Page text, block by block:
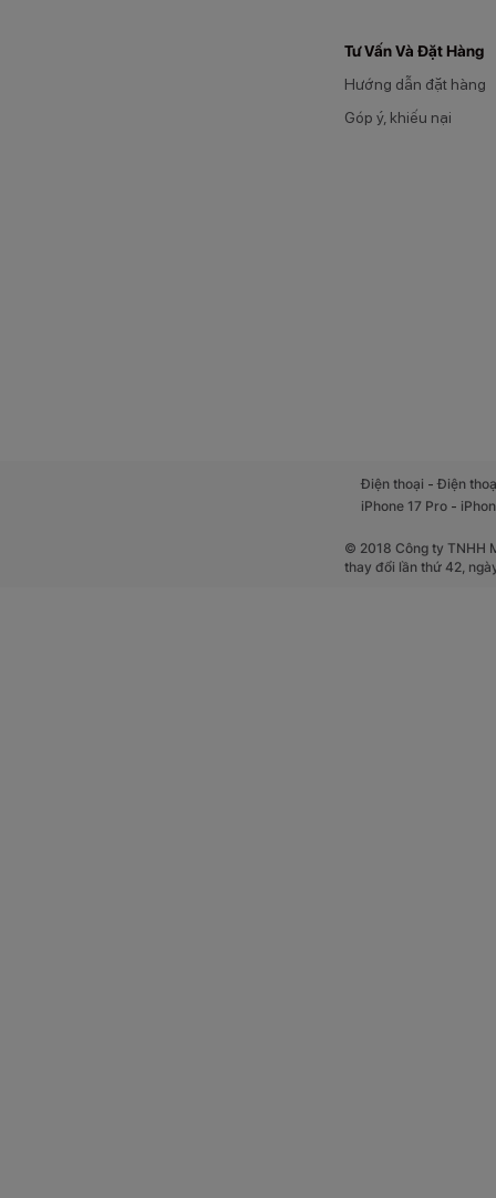
Tư Vấn Và Đặt Hàng
Hướng dẫn đặt hàng
Góp ý, khiếu nại
Điện thoại -Điện
iPhone 17 Pro -
© 2018 Công ty TNHH
thay đổi lần thứ 42,